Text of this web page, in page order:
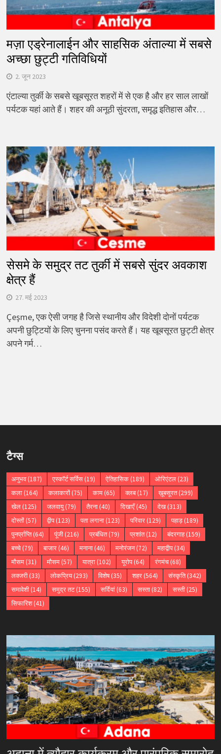
मज़ा एड्रेनालाईन और साहसिक अंताल्या में सबसे
अच्छा छुट्टी गतिविधियों
2. जून 2023
एंटाल्या तुर्की के सबसे खूबसूरत शहरों में से एक है और हर साल लाखों
पर्यटक यहां आते हैं। शहर की अनूठी सुंदरता, समृद्ध इतिहास और…
सेसमे के समुद्र तट तुर्की में सबसे सुंदर अवकाश
क्षेत्र हैं
27. मई 2023
Çeşme, एक ऐसी जगह है जिसे स्थानीय और विदेशी दोनों पर्यटक
अपनी छुट्टियों के लिए चुनना पसंद करते हैं। यह खूबसूरत छुट्टी क्षेत्र
अपने गर्म…
टैग्स
अनुभव(187) एस्कॉर्ट सर्विस(19) ऐतिहासिक(189) ओरिएंटल(23)
कला(164) कलाकारों(75) काम(65) क्लब(17) ख़ूबसूरत(299)
खेल(125) जलवायु(79) तैरना(40) दिखाएँ(45) देख(313)
दोस्तों(57) द्वीप(123) पता लगाना(123) परिवार(129) पहाड़(189)
पुनर्प्राप्ति(64) पूंजी(216) प्रबंधित(79) प्रशांत(12) बंदरगाह(159)
बच्चे(79) बाजार(46) मनाना(46) मनोरंजन(72) महाद्वीप(34)
मौसम(31) मौसम(57) यात्रा(102) यूरोप(64) रंगमंच(68)
लक्जरी(33) लोकप्रिय(293) विशेष(35) शहर(564) संस्कृति(342)
समावेशी(14) समुद्र तट(155) सर्दियां(63) सस्ता(82) सस्ती(25)
सिफारिश(41)